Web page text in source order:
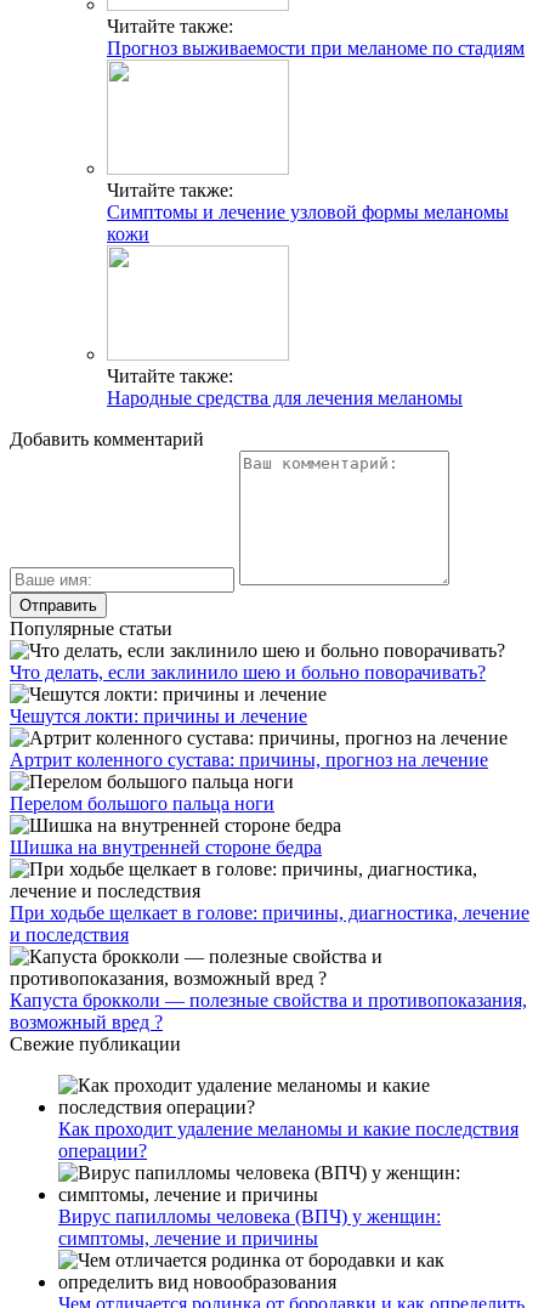
Читайте также:
Прогноз выживаемости при меланоме по стадиям
Читайте также:
Симптомы и лечение узловой формы меланомы
кожи
Читайте также:
Народные средства для лечения меланомы
Добавить комментарий
Популярные статьи
Что делать, если заклинило шею и больно поворачивать?
Чешутся локти: причины и лечение
Артрит коленного сустава: причины, прогноз на лечение
Перелом большого пальца ноги
Шишка на внутренней стороне бедра
При ходьбе щелкает в голове: причины, диагностика, лечение
и последствия
Капуста брокколи — полезные свойства и противопоказания,
возможный вред ?
Свежие публикации
Как проходит удаление меланомы и какие последствия
операции?
Вирус папилломы человека (ВПЧ) у женщин:
симптомы, лечение и причины
Чем отличается родинка от бородавки и как определить